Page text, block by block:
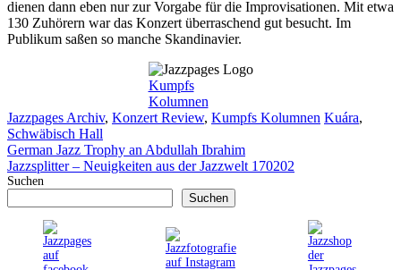
dienen dann eben nur zur Vorgabe für die Improvisationen. Mit etwa
130 Zuhörern war das Konzert überraschend gut besucht. Im
Publikum saßen so manche Skandinavier.
Kumpfs
Kolumnen
Kategorien
Jazzpages Archiv, Konzert Review, Kumpfs Kolumnen Schlagwörter
Kuára,
Schwäbisch Hall
German Jazz Trophy an Abdullah Ibrahim
Jazzsplitter – Neuigkeiten aus der Jazzwelt 170202
Suchen
Suchen